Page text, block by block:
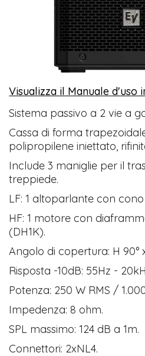
Visualizza il Manuale d'uso
Sistema passivo a 2 vie a
Cassa di forma
polipropilene iniettato,
Include 3 maniglie per il
treppiede.
LF: 1 altoparlante con
HF: 1 motore con
(DH1K).
Angolo di copertura: H 90°
Risposta -10dB: 55Hz -
Potenza: 250 W RMS /
Impedenza: 8 ohm.
SPL massimo: 124 dB a 1m.
Connettori: 2xNL4.